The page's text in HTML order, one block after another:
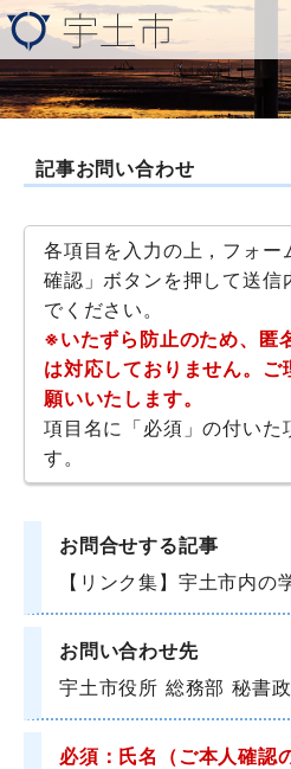
記事お問い合わせ
各項目を入力の上，フォー
確認」ボタンを押して送信
でください。
※いたずら防止のため、匿
は対応しておりません。ご
願いいたします。
項目名に「必須」の付いた
す。
お問合せする記事
【リンク集】宇土市内の
お問い合わせ先
宇土市役所 総務部 秘書
必須：氏名
（ご本人確